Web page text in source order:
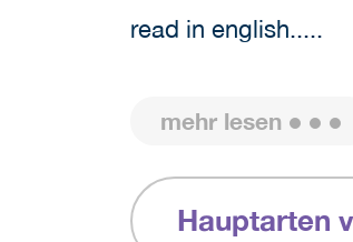
read in english.....
mehr lesen
Hauptarten